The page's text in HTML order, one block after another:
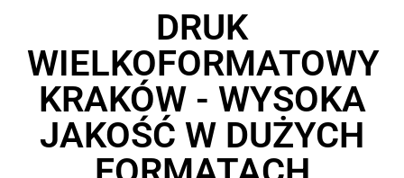
DRUK
WIELKOFORMATOWY
KRAKÓW - WYSOKA
JAKOŚĆ W DUŻYCH